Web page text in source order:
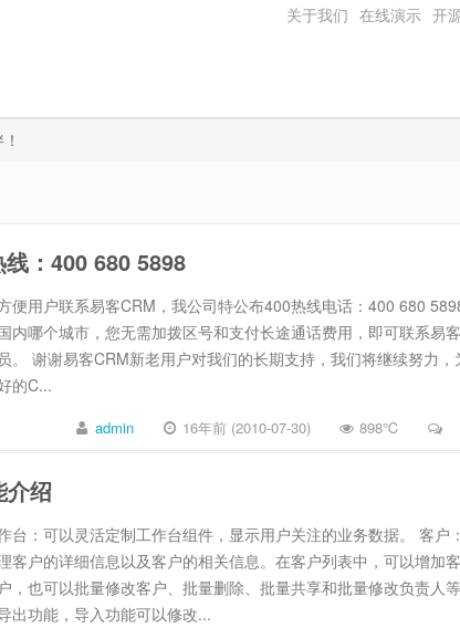
关于我们 在线演示 开
：400 680 5898
便用户联系易客CRM，我公司特公布400热线电话：400 680
内哪个城市，您无需加拨区号和支付长途通话费用，即可联系易
。 谢谢易客CRM新老用户对我们的长期支持，我们将继续努力，
的C...
admin 16年前 (2010-07-30) 898℃
介绍
台：可以灵活定制工作台组件，显示用户关注的业务数据。 客户
客户的详细信息以及客户的相关信息。在客户列表中，可以增加
，也可以批量修改客户、批量删除、批量共享和批量修改负责人
出功能，导入功能可以修改...